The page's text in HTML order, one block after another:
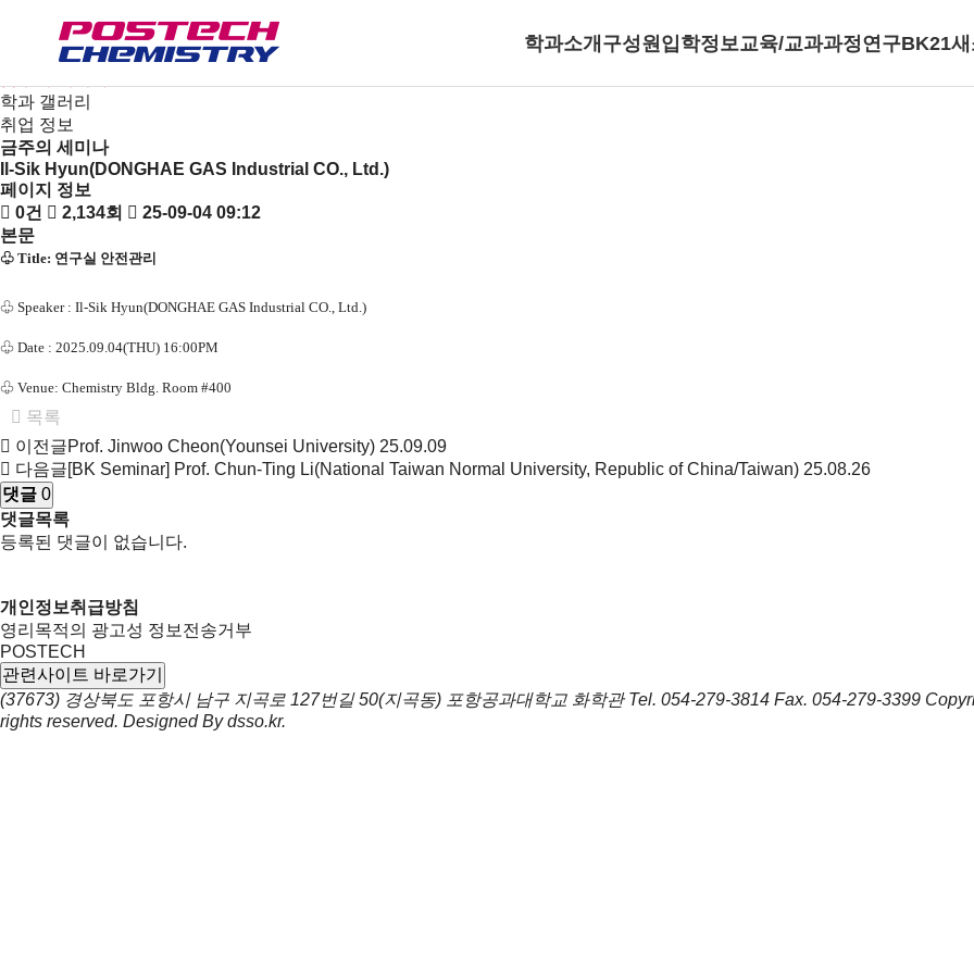
학과소개 구성원입학정보교육/교과과정연구BK21새
공지사항
학과 갤러리
취업 정보
금주의 세미나
Il-Sik Hyun(DONGHAE GAS Industrial CO., Ltd.)
페이지 정보
0건
2,134회
25-09-04 09:12
본문
♧ Title: 연구실 안전관리
♧ Speaker : Il-Sik Hyun(DONGHAE GAS Industrial CO., Ltd.)
♧ Date : 2025.09.04(THU) 16:00PM
♧ Venue: Chemistry Bldg. Room #400
목록
이전글Prof. Jinwoo Cheon(Younsei University) 25.09.09
다음글[BK Seminar] Prof. Chun-Ting Li(National Taiwan Normal University, Republic of China/Taiwan) 25.08.26
댓글 0
댓글목록
등록된 댓글이 없습니다.
개인정보취급방침
영리목적의 광고성 정보전송거부
POSTECH
관련사이트 바로가기
(37673) 경상북도 포항시 남구 지곡로 127번길 50(지곡동) 포항공과대학교 화학관 Tel. 054-279-3814 Fax. 054-279-3399
rights reserved. Designed Bydsso.kr.